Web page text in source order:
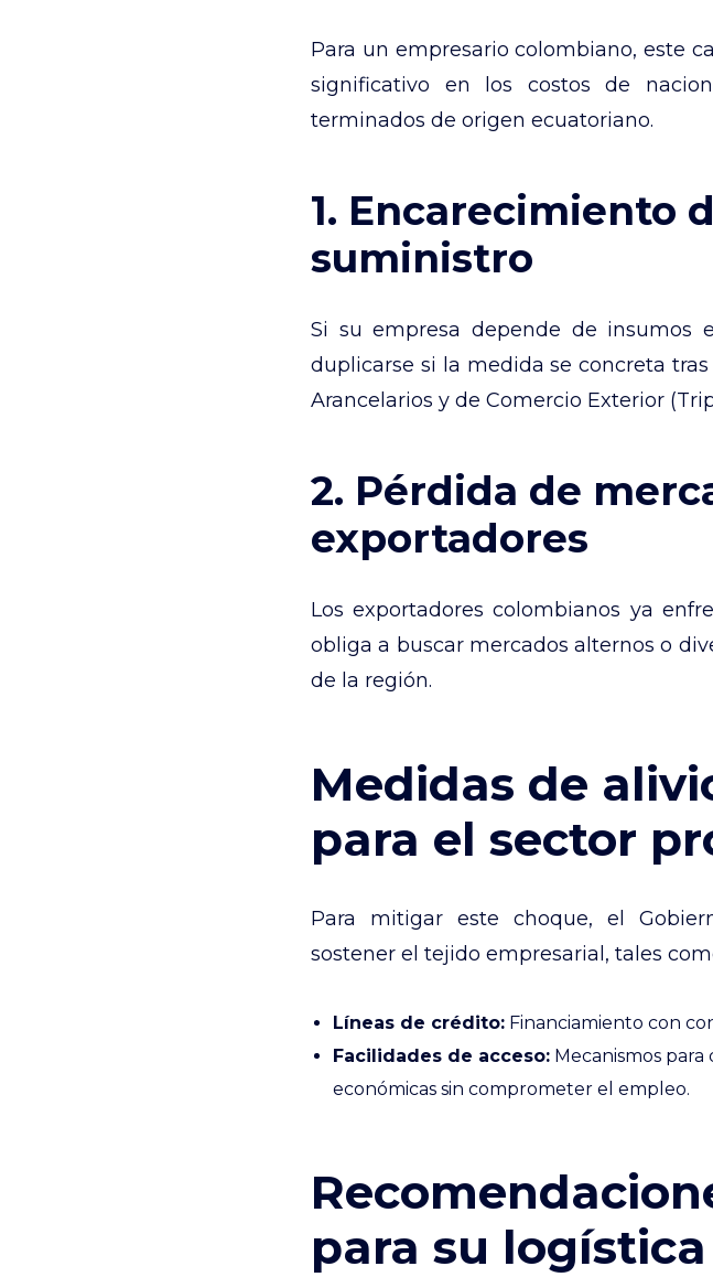
Para un empresario colombiano, este
significativo en los costos de
terminados de origen ecuatoriano.
1. Encarecimiento
suministro
Si su empresa depende de insumos
duplicarse si la medida se concreta
Arancelarios y de Comercio Exterior
2. Pérdida de
exportadores
Los exportadores colombianos ya
obliga a buscar mercados alternos o
de la región.
Medidas de
para el sector
Para mitigar este choque, el
sostener el tejido empresarial, tales
Líneas de crédito: Financiamiento con
Facilidades de acceso: Mecanismos
económicas sin comprometer el empleo.
para su logística